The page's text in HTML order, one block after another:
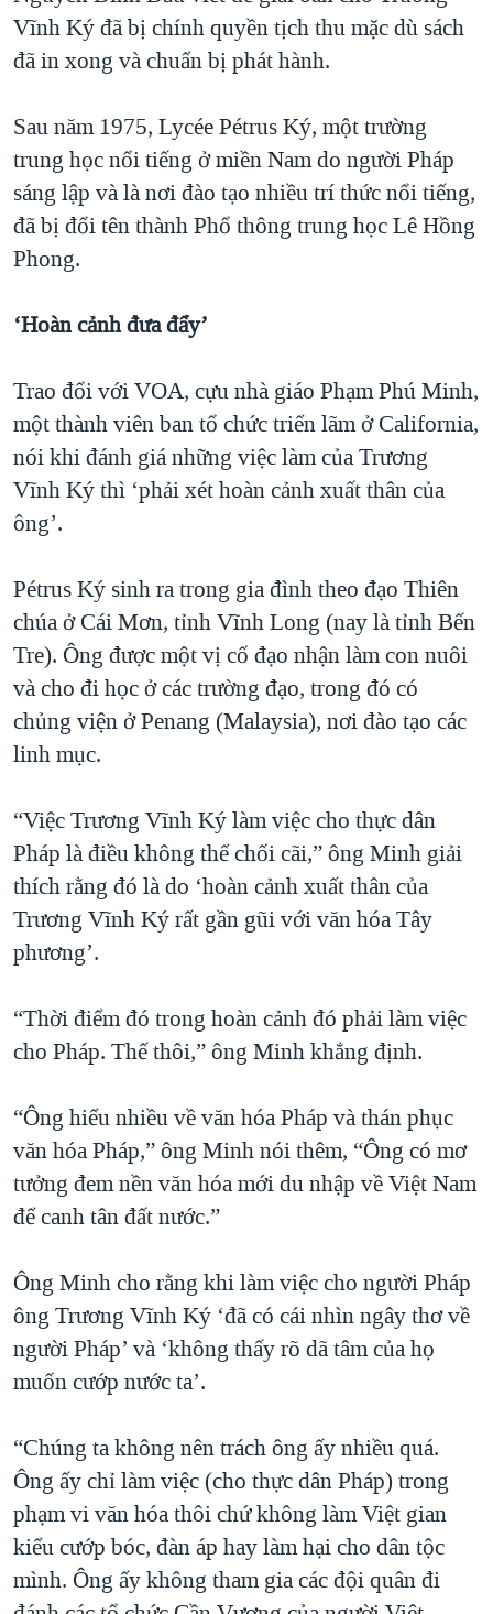
Vĩnh Ký đã bị chính quyền tịch thu mặc dù sách
đã in xong và chuẩn bị phát hành.
Sau năm 1975, Lycée Pétrus Ký, một trường
trung học nổi tiếng ở miền Nam do người Pháp
sáng lập và là nơi đào tạo nhiều trí thức nổi tiếng,
đã bị đổi tên thành Phổ thông trung học Lê Hồng
Phong.
‘Hoàn cảnh đưa đẩy’
Trao đổi với VOA, cựu nhà giáo Phạm Phú Minh,
một thành viên ban tổ chức triển lãm ở California,
nói khi đánh giá những việc làm của Trương
Vĩnh Ký thì ‘phải xét hoàn cảnh xuất thân của
ông’.
Pétrus Ký sinh ra trong gia đình theo đạo Thiên
chúa ở Cái Mơn, tỉnh Vĩnh Long (nay là tỉnh Bến
Tre). Ông được một vị cố đạo nhận làm con nuôi
và cho đi học ở các trường đạo, trong đó có
chủng viện ở Penang (Malaysia), nơi đào tạo các
linh mục.
“Việc Trương Vĩnh Ký làm việc cho thực dân
Pháp là điều không thể chối cãi,” ông Minh giải
thích rằng đó là do ‘hoàn cảnh xuất thân của
Trương Vĩnh Ký rất gần gũi với văn hóa Tây
phương’.
“Thời điểm đó trong hoàn cảnh đó phải làm việc
cho Pháp. Thế thôi,” ông Minh khẳng định.
“Ông hiểu nhiều về văn hóa Pháp và thán phục
văn hóa Pháp,” ông Minh nói thêm, “Ông có mơ
tưởng đem nền văn hóa mới du nhập về Việt Nam
để canh tân đất nước.”
Ông Minh cho rằng khi làm việc cho người Pháp
ông Trương Vĩnh Ký ‘đã có cái nhìn ngây thơ về
người Pháp’ và ‘không thấy rõ dã tâm của họ
muốn cướp nước ta’.
“Chúng ta không nên trách ông ấy nhiều quá.
Ông ấy chỉ làm việc (cho thực dân Pháp) trong
phạm vi văn hóa thôi chứ không làm Việt gian
kiểu cướp bóc, đàn áp hay làm hại cho dân tộc
mình. Ông ấy không tham gia các đội quân đi